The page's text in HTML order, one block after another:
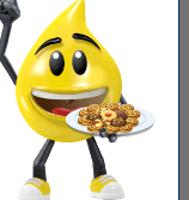
Zamawiam